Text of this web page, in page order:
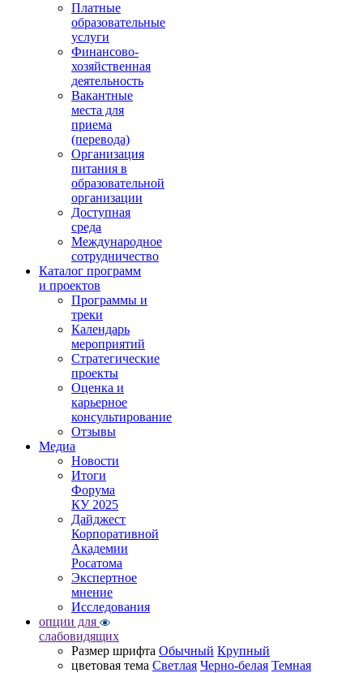
Платные
образовательные
услуги
Финансово-
хозяйственная
деятельность
Вакантные
места для
приема
(перевода)
Организация
питания в
образовательной
организации
Доступная
среда
Международное
сотрудничество
Каталог программ
и проектов
Программы и
треки
Календарь
мероприятий
Стратегические
проекты
Оценка и
карьерное
консультирование
Отзывы
Медиа
Новости
Итоги
Форума
КУ 2025
Дайджест
Корпоративной
Академии
Росатома
Экспертное
мнение
Исследования
опции для
слабовидящих
Размер шрифта Обычный Крупный
цветовая тема Светлая Черно-белая Темная